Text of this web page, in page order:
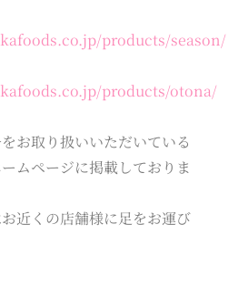
products/season/
products/otona/
お取り扱いいただいている
ムページに掲載しておりま
近くの店舗様に足をお運び